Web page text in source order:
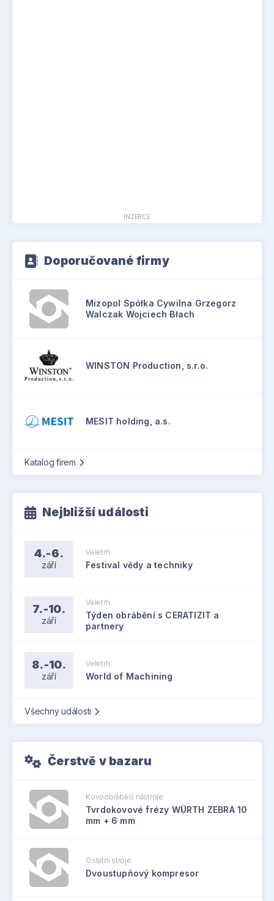
INZERCE
Doporučované firmy
Mizopol Spółka Cywilna Grzegorz
Walczak Wojciech Błach
WINSTON Production, s.r.o.
MESIT holding, a.s.
Katalog firem
Nejbližší události
4.-6.
září
Veletrh
Festival vědy a techniky
7.-10.
září
Veletrh
Týden obrábění s CERATIZIT a
partnery
8.-10.
září
Veletrh
World of Machining
Všechny události
Čerstvě v bazaru
Kovoobráběcí nástroje
Tvrdokovové frézy WÜRTH ZEBRA 10
mm + 6 mm
Ostatní stroje
Dvoustupňový kompresor